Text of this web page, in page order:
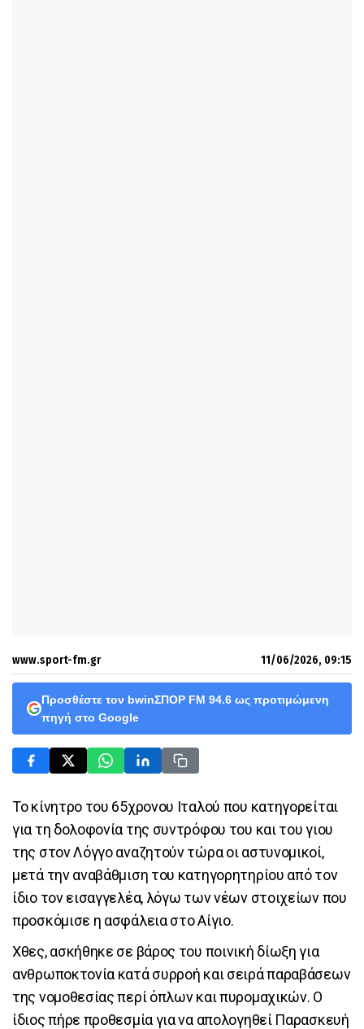
www.sport-fm.gr 11/06/2026, 09:15
Προσθέστε τον bwinΣΠΟΡ FM 94.6 ως προτιμώμενη
πηγή στο Google
Το κίνητρο του 65χρονου Ιταλού που κατηγορείται
για τη δολοφονία της συντρόφου του και του γιου
της στον Λόγγο αναζητούν τώρα οι αστυνομικοί,
μετά την αναβάθμιση του κατηγορητηρίου από τον
ίδιο τον εισαγγελέα, λόγω των νέων στοιχείων που
προσκόμισε η ασφάλεια στο Αίγιο.
Χθες, ασκήθηκε σε βάρος του ποινική δίωξη για
ανθρωποκτονία κατά συρροή και σειρά παραβάσεων
της νομοθεσίας περί όπλων και πυρομαχικών. Ο
ίδιος πήρε προθεσμία για να απολογηθεί Παρασκευή